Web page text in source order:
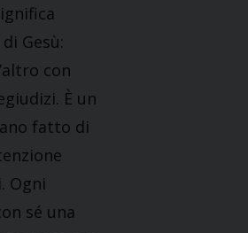
Gesù:
con
È un
fatto di
Ogni
sé una